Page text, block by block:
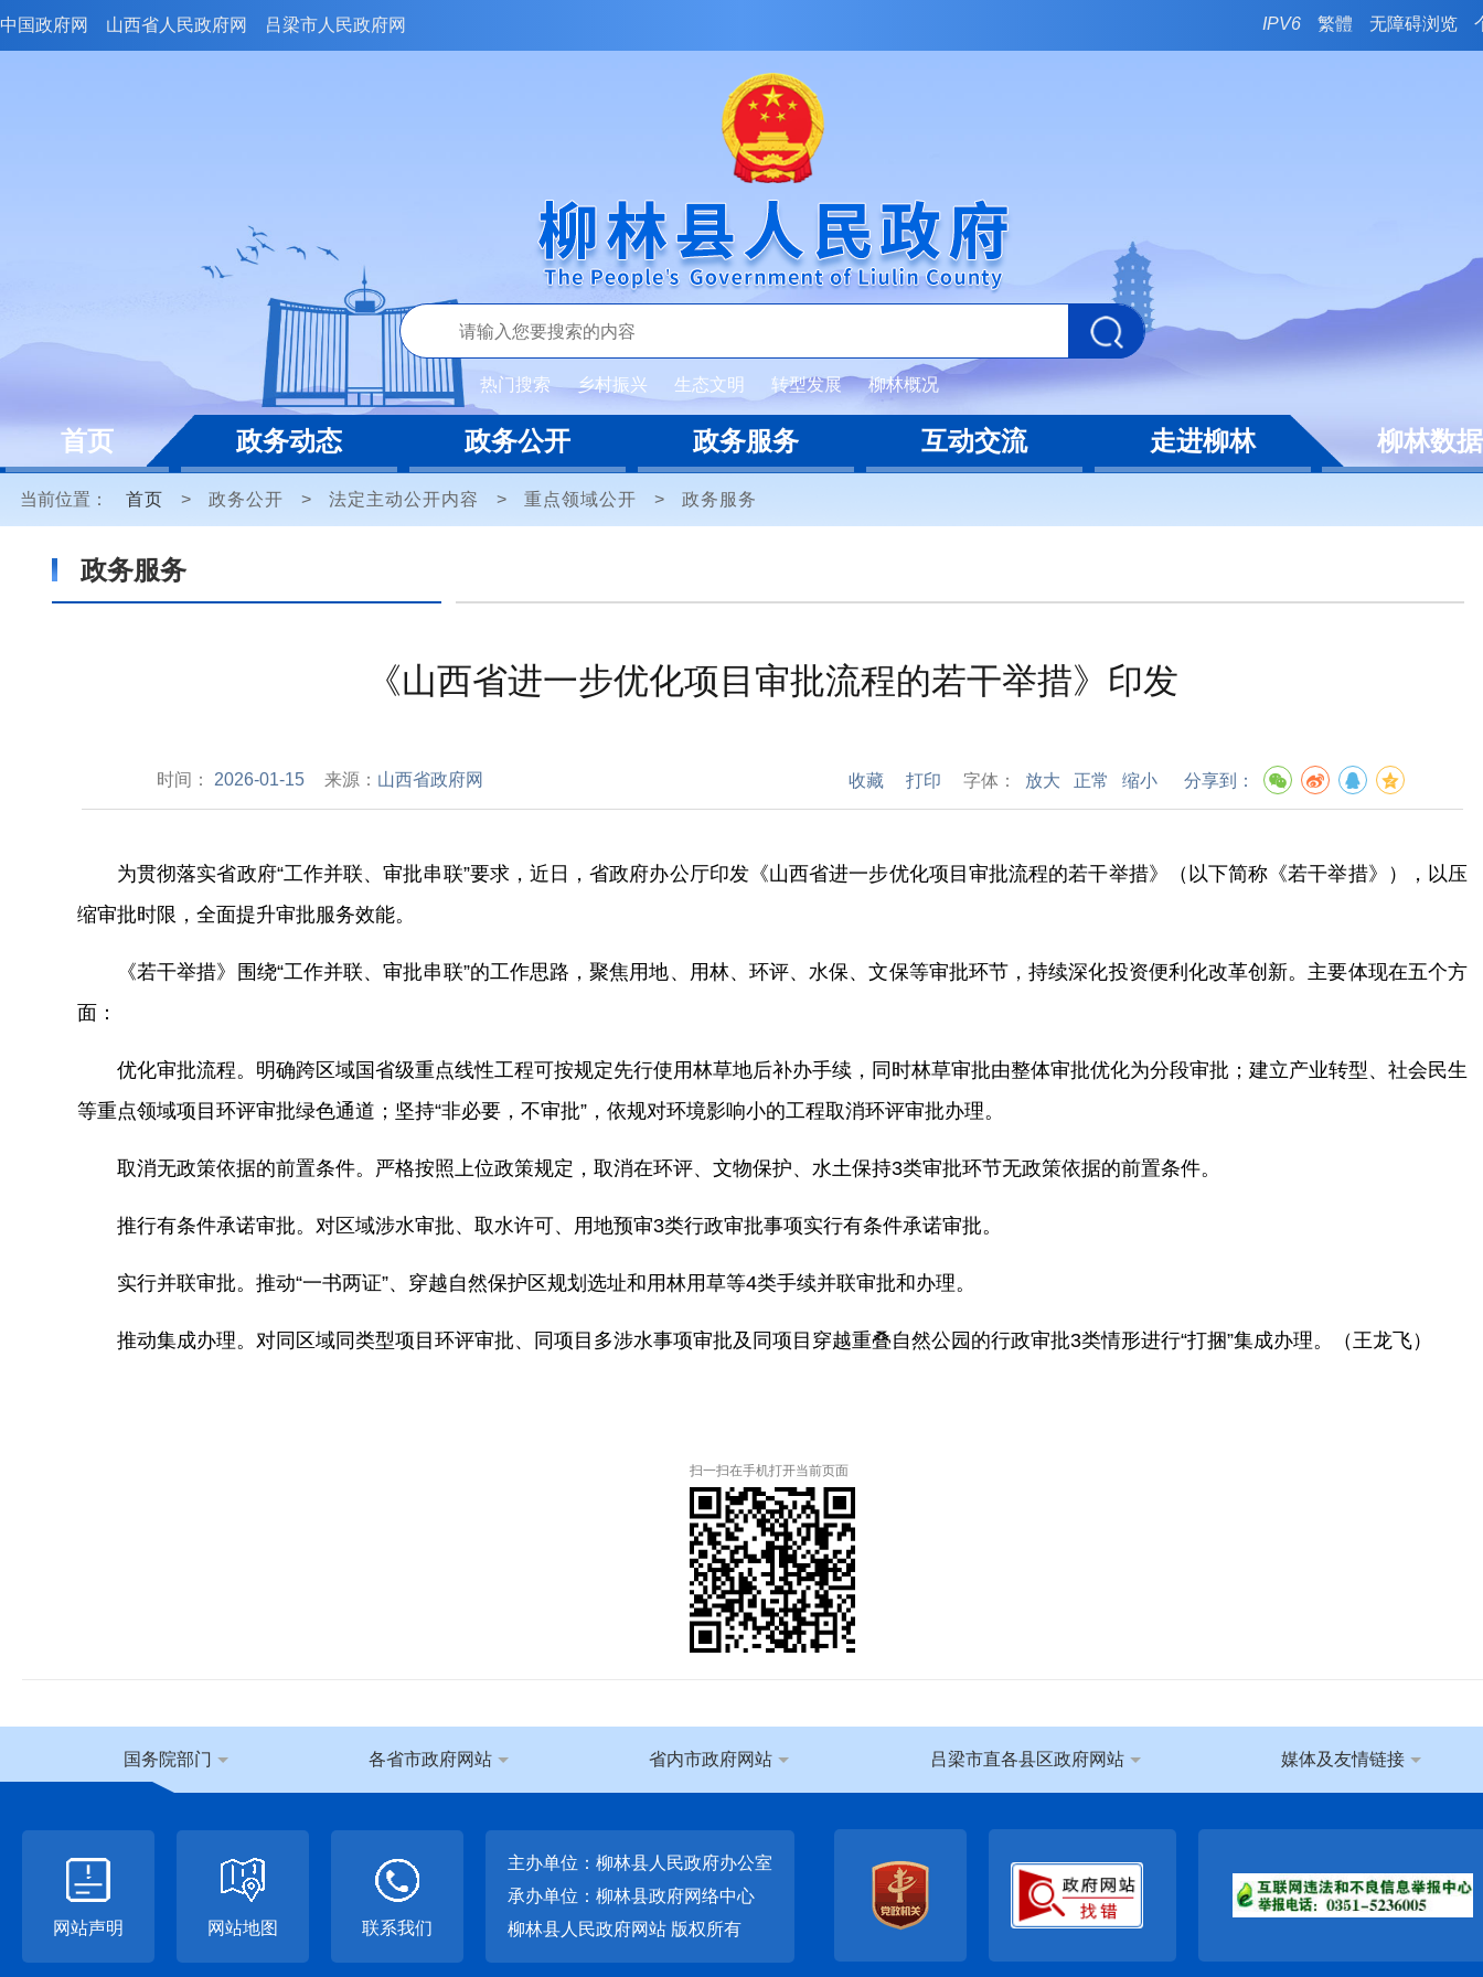
中国政府网 山西省人民政府网 吕梁市人民政府网 IPV6 繁體 无障碍浏览
热门搜索 乡村振兴 生态文明 转型发展 柳林概况
首页 政务动态 政务公开 政务服务 互动交流 走进柳林 柳林数据
当前位置： 首页 > 政务公开 > 法定主动公开内容 > 重点领域公开 > 政务服务
政务服务
《山西省进一步优化项目审批流程的若干举措》印发
时间： 2026-01-15 来源： 山西省政府网 收藏 打印 字体： 放大 正常 缩小 分享到：
为贯彻落实省政府“工作并联、审批串联”要求，近日，省政府办公厅印发《山西省进一步优化项目审批流程的若干举措》（以下简称《若干举措》），以压
缩审批时限，全面提升审批服务效能。
《若干举措》围绕“工作并联、审批串联”的工作思路，聚焦用地、用林、环评、水保、文保等审批环节，持续深化投资便利化改革创新。主要体现在五个方
面：
优化审批流程。明确跨区域国省级重点线性工程可按规定先行使用林草地后补办手续，同时林草审批由整体审批优化为分段审批；建立产业转型、社会民生
等重点领域项目环评审批绿色通道；坚持“非必要，不审批”，依规对环境影响小的工程取消环评审批办理。
取消无政策依据的前置条件。严格按照上位政策规定，取消在环评、文物保护、水土保持3类审批环节无政策依据的前置条件。
推行有条件承诺审批。对区域涉水审批、取水许可、用地预审3类行政审批事项实行有条件承诺审批。
实行并联审批。推动“一书两证”、穿越自然保护区规划选址和用林用草等4类手续并联审批和办理。
推动集成办理。对同区域同类型项目环评审批、同项目多涉水事项审批及同项目穿越重叠自然公园的行政审批3类情形进行“打捆”集成办理。（王龙飞）
扫一扫在手机打开当前页面
国务院部门 各省市政府网站 省内市政府网站 吕梁市直各县区政府网站 媒体及友情链接
网站声明 网站地图 联系我们
主办单位：柳林县人民政府办公室
承办单位：柳林县政府网络中心
柳林县人民政府网站 版权所有